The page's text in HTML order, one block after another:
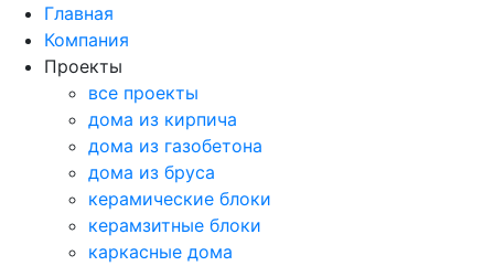
Главная
Компания
Проекты
все проекты
дома из кирпича
дома из газобетона
дома из бруса
керамические блоки
керамзитные блоки
каркасные дома